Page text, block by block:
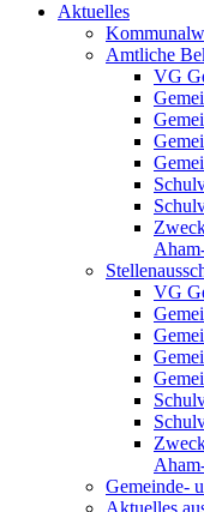
Aktuelles
Amtliche
VG
VG
Gemeinde-
Aktuelles